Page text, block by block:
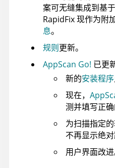
案可无缝集成到基
RapidFix 现作为附
息。
规则更新。
AppScan Go! 已更
新的安装程序
现在，
测并填写正确
为扫描指定
不再显示绝对
用户界面改进